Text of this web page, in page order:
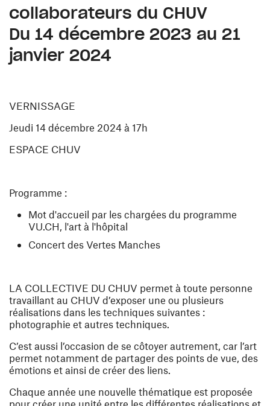
collaborateurs du CHUV
Du 14 décembre 2023 au 21
janvier 2024
VERNISSAGE
Jeudi 14 décembre 2024 à 17h
ESPACE CHUV
Programme :
Mot d'accueil par les chargées du programme
VU.CH, l'art à l'hôpital
Concert des Vertes Manches
LA COLLECTIVE DU CHUV permet à toute personne
travaillant au CHUV d’exposer une ou plusieurs
réalisations dans les techniques suivantes :
photographie et autres techniques.
C’est aussi l’occasion de se côtoyer autrement, car l’art
permet notamment de partager des points de vue, des
émotions et ainsi de créer des liens.
Chaque année une nouvelle thématique est proposée